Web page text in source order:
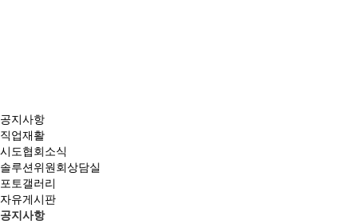
공지사항
직업재활
시도협회소식
솔루션위원회상담실
포토갤러리
자유게시판
공지사항